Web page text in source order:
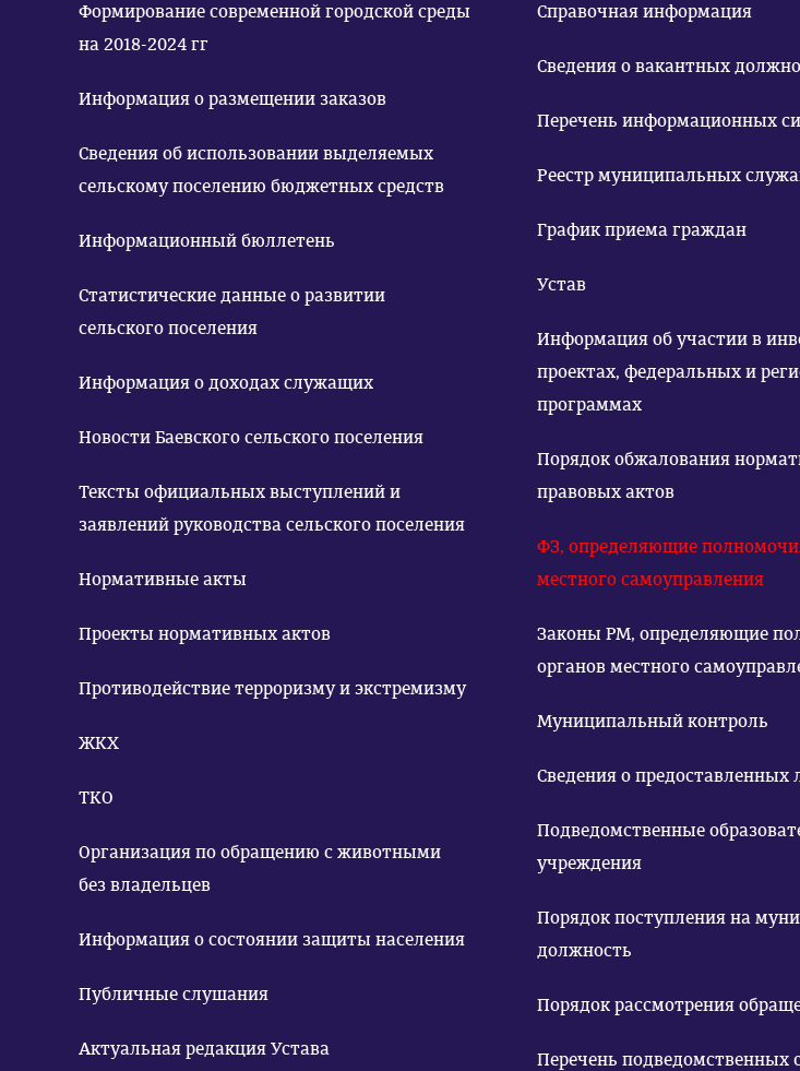
Формирование современной городской среды
на 2018-2024 гг
Информация о размещении заказов
Сведения об использовании выделяемых
сельскому поселению бюджетных средств
Информационный бюллетень
Статистические данные о развитии
сельского поселения
Информация о доходах служащих
Новости Баевского сельского поселения
Тексты официальных выступлений и
заявлений руководства сельского поселения
Нормативные акты
Проекты нормативных актов
Противодействие терроризму и экстремизму
ЖКХ
ТКО
Организация по обращению с животными
без владельцев
Информация о состоянии защиты населения
Публичные слушания
Актуальная редакция Устава
Справочная информация
Сведения о вакантных
Перечень информационных
Реестр муниципальных
График приема граждан
Устав
Информация об участии в
проектах, федеральных и
программах
Порядок обжалования
правовых актов
ФЗ, определяющие
местного самоуправления
Законы РМ, определяющие
органов местного
Муниципальный контроль
Сведения о предоставленных
Подведомственные
учреждения
Порядок поступления на
должность
Порядок рассмотрения
Перечень подведомственных